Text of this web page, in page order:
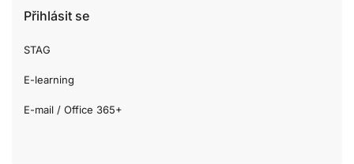
Přihlásit se
STAG
E-learning
E-mail / Office 365+